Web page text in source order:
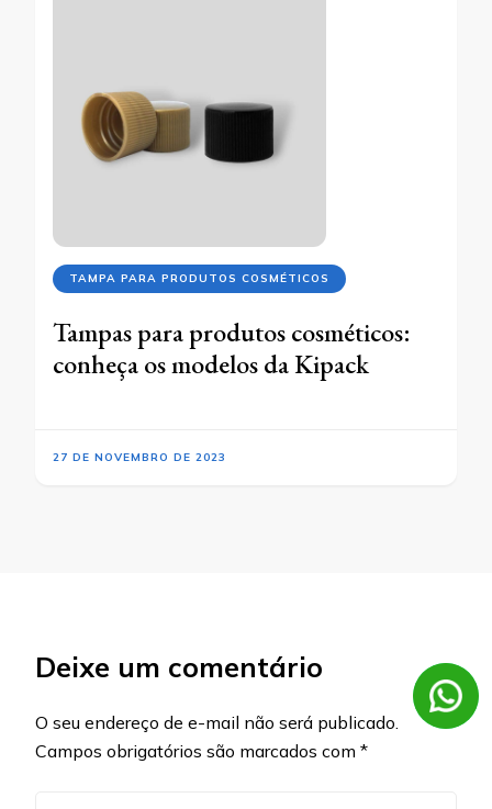
TAMPA PARA PRODUTOS COSMÉTICOS
Tampas para produtos cosméticos:
conheça os modelos da Kipack
27 DE NOVEMBRO DE 2023
Deixe um comentário
O seu endereço de e-mail não será publicado.
Campos obrigatórios são marcados com *